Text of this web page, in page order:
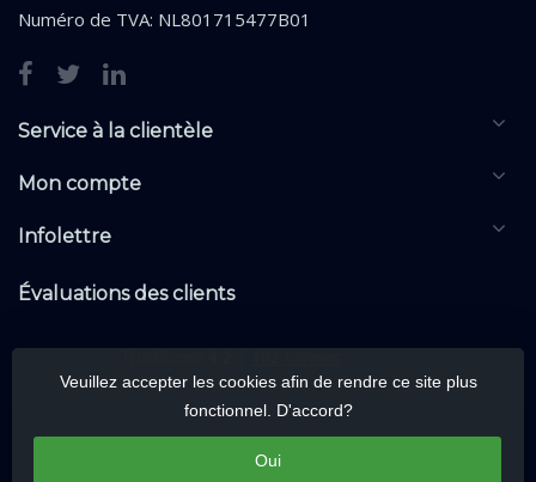
Numéro de TVA: NL801715477B01
Service à la clientèle
Mon compte
Infolettre
Évaluations des clients
Veuillez accepter les cookies afin de rendre ce site plus
fonctionnel. D'accord?
Oui